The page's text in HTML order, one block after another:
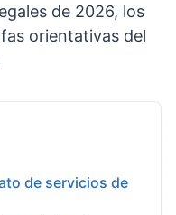
de 2026, los
orientativas del
de servicios de